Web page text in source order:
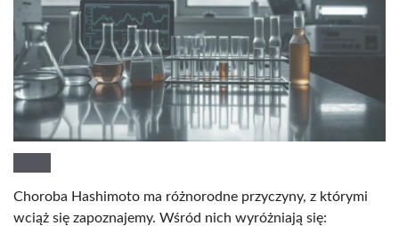
Choroba Hashimoto ma różnorodne przyczyny, z którymi
wciąż się zapoznajemy. Wśród nich wyróżniają się: